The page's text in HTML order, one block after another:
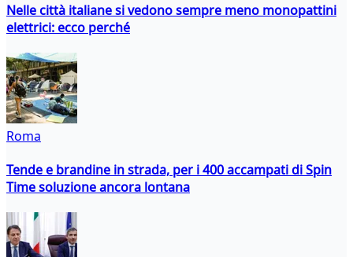
Nelle città italiane si vedono sempre meno monopattini
elettrici: ecco perché
Roma
Tende e brandine in strada, per i 400 accampati di Spin
Time soluzione ancora lontana